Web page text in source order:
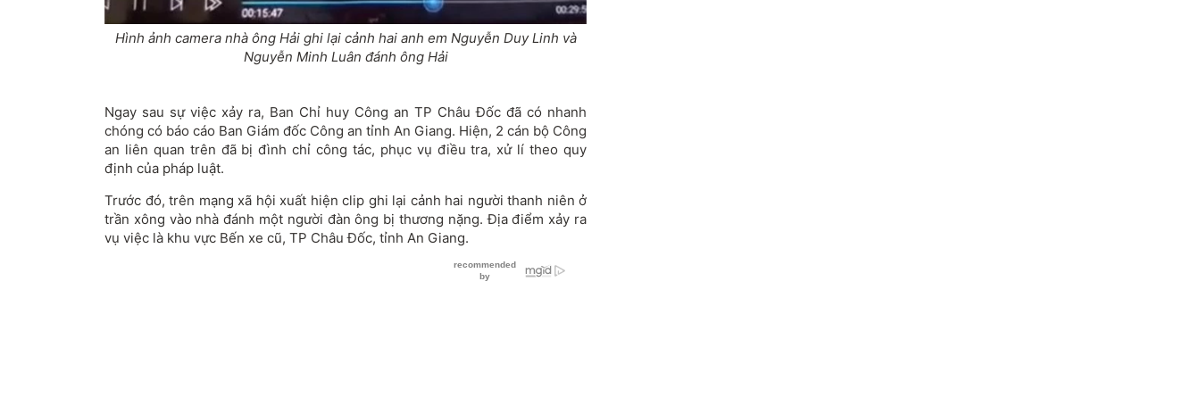
Hình ảnh camera nhà ông Hải ghi lại cảnh hai anh em Nguyễn Duy Linh và
Nguyễn Minh Luân đánh ông Hải
Ngay sau sự việc xảy ra, Ban Chỉ huy Công an TP Châu Đốc đã có nhanh
chóng có báo cáo Ban Giám đốc Công an tỉnh An Giang. Hiện, 2 cán bộ Công
an liên quan trên đã bị đình chỉ công tác, phục vụ điều tra, xử lí theo quy
định của pháp luật.
Trước đó, trên mạng xã hội xuất hiện clip ghi lại cảnh hai người thanh niên ở
trần xông vào nhà đánh một người đàn ông bị thương nặng. Địa điểm xảy ra
vụ việc là khu vực Bến xe cũ, TP Châu Đốc, tỉnh An Giang.